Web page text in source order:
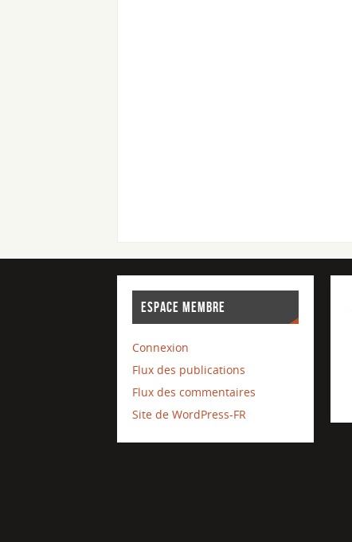
ESPACE MEMBRE
Connexion
Flux des publications
Flux des commentaires
Site de WordPress-FR